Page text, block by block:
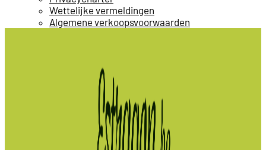
Wettelijke vermeldingen
Algemene verkoopsvoorwaarden